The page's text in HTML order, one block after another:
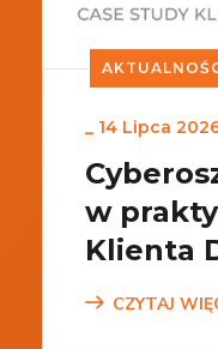
_ 14 Lipca
w
Klienta
CZYTAJ